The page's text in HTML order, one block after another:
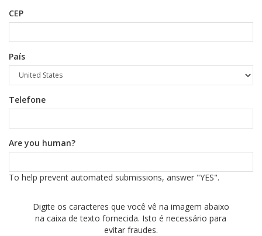
CEP
País
Telefone
Are you human?
To help prevent automated submissions, answer "YES".
Digite os caracteres que você vê na imagem abaixo
na caixa de texto fornecida. Isto é necessário para
evitar fraudes.